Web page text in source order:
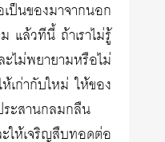
ป็นของมาจากนอก
แล้วทีนี้ ถ้าเราไม่รู้
ม่พยายามหรือไม่
เก่ากับใหม่ ให้ของ
ะสานกลมกลืน
ห้เจริญสืบทอดต่อ